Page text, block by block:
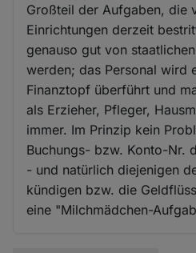
Großteil der Aufgaben, die
Einrichtungen derzeit
genauso gut von
werden; das Personal wird
Finanztopf überführt und
als Erzieher, Pfleger,
immer. Im Prinzip kein
Buchungs- bzw. Konto-Nr.
- und natürlich diejenigen
kündigen bzw. die
eine "Milchmädchen-